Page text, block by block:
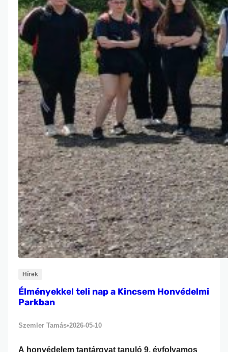
Hírek
Élményekkel teli nap a Kincsem Honvédelmi
Parkban
Szemler Tamás•2026-05-10
A honvédelem tantárgyat tanuló 9. évfolyamos